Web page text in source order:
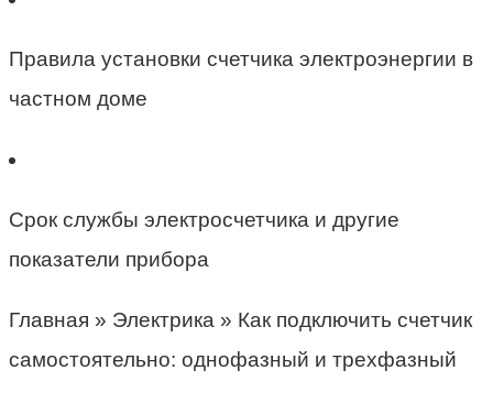
Правила установки счетчика электроэнергии в
частном доме
Срок службы электросчетчика и другие
показатели прибора
Главная » Электрика » Как подключить счетчик
самостоятельно: однофазный и трехфазный